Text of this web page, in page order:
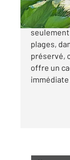
Un
seulement
plages,
préservé,
offre un
immédiate